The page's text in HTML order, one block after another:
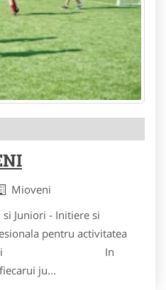
Mioveni
Juniori - Initiere si
pentru activitatea
Noi In
ju...